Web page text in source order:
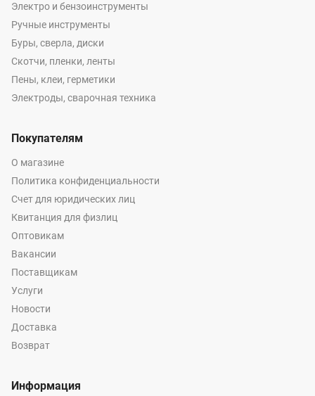
Электро и бензоинструменты
Ручные инструменты
Буры, сверла, диски
Скотчи, пленки, ленты
Пены, клеи, герметики
Электроды, сварочная техника
Покупателям
О магазине
Политика конфиденциальности
Счет для юридических лиц
Квитанция для физлиц
Оптовикам
Вакансии
Поставщикам
Услуги
Новости
Доставка
Возврат
Информация